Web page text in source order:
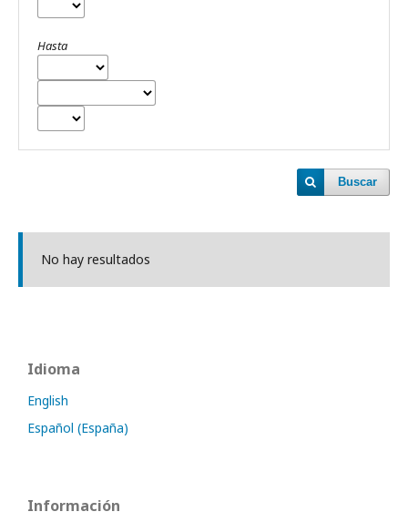
Hasta
Buscar
No hay resultados
Idioma
English
Español (España)
Información